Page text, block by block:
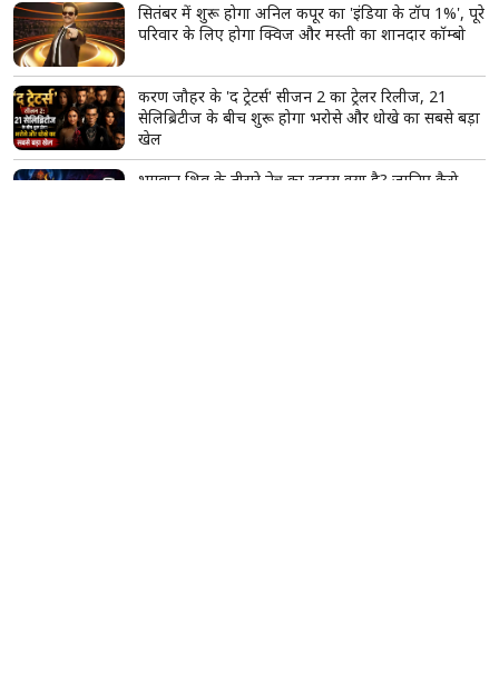
सितंबर में शुरू होगा अनिल कपूर का 'इंडिया के टॉप 1%', पूरे
परिवार के लिए होगा क्विज और मस्ती का शानदार कॉम्बो
करण जौहर के 'द ट्रेटर्स' सीजन 2 का ट्रेलर रिलीज, 21
सेलिब्रिटीज के बीच शुरू होगा भरोसे और धोखे का सबसे बड़ा
खेल
भगवान शिव के तीसरे नेत्र का रहस्य क्या है? जानिए कैसे